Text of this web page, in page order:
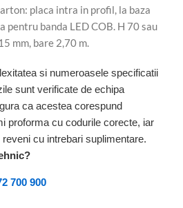
placa intra in profil, la baza
pentru banda LED COB. H 70 sau
mm, bare 2,70 m.
si numeroasele specificatii
sunt verificate de echipa
ca acestea corespund
proforma cu codurile corecte, iar
cu intrebari suplimentare.
700 900